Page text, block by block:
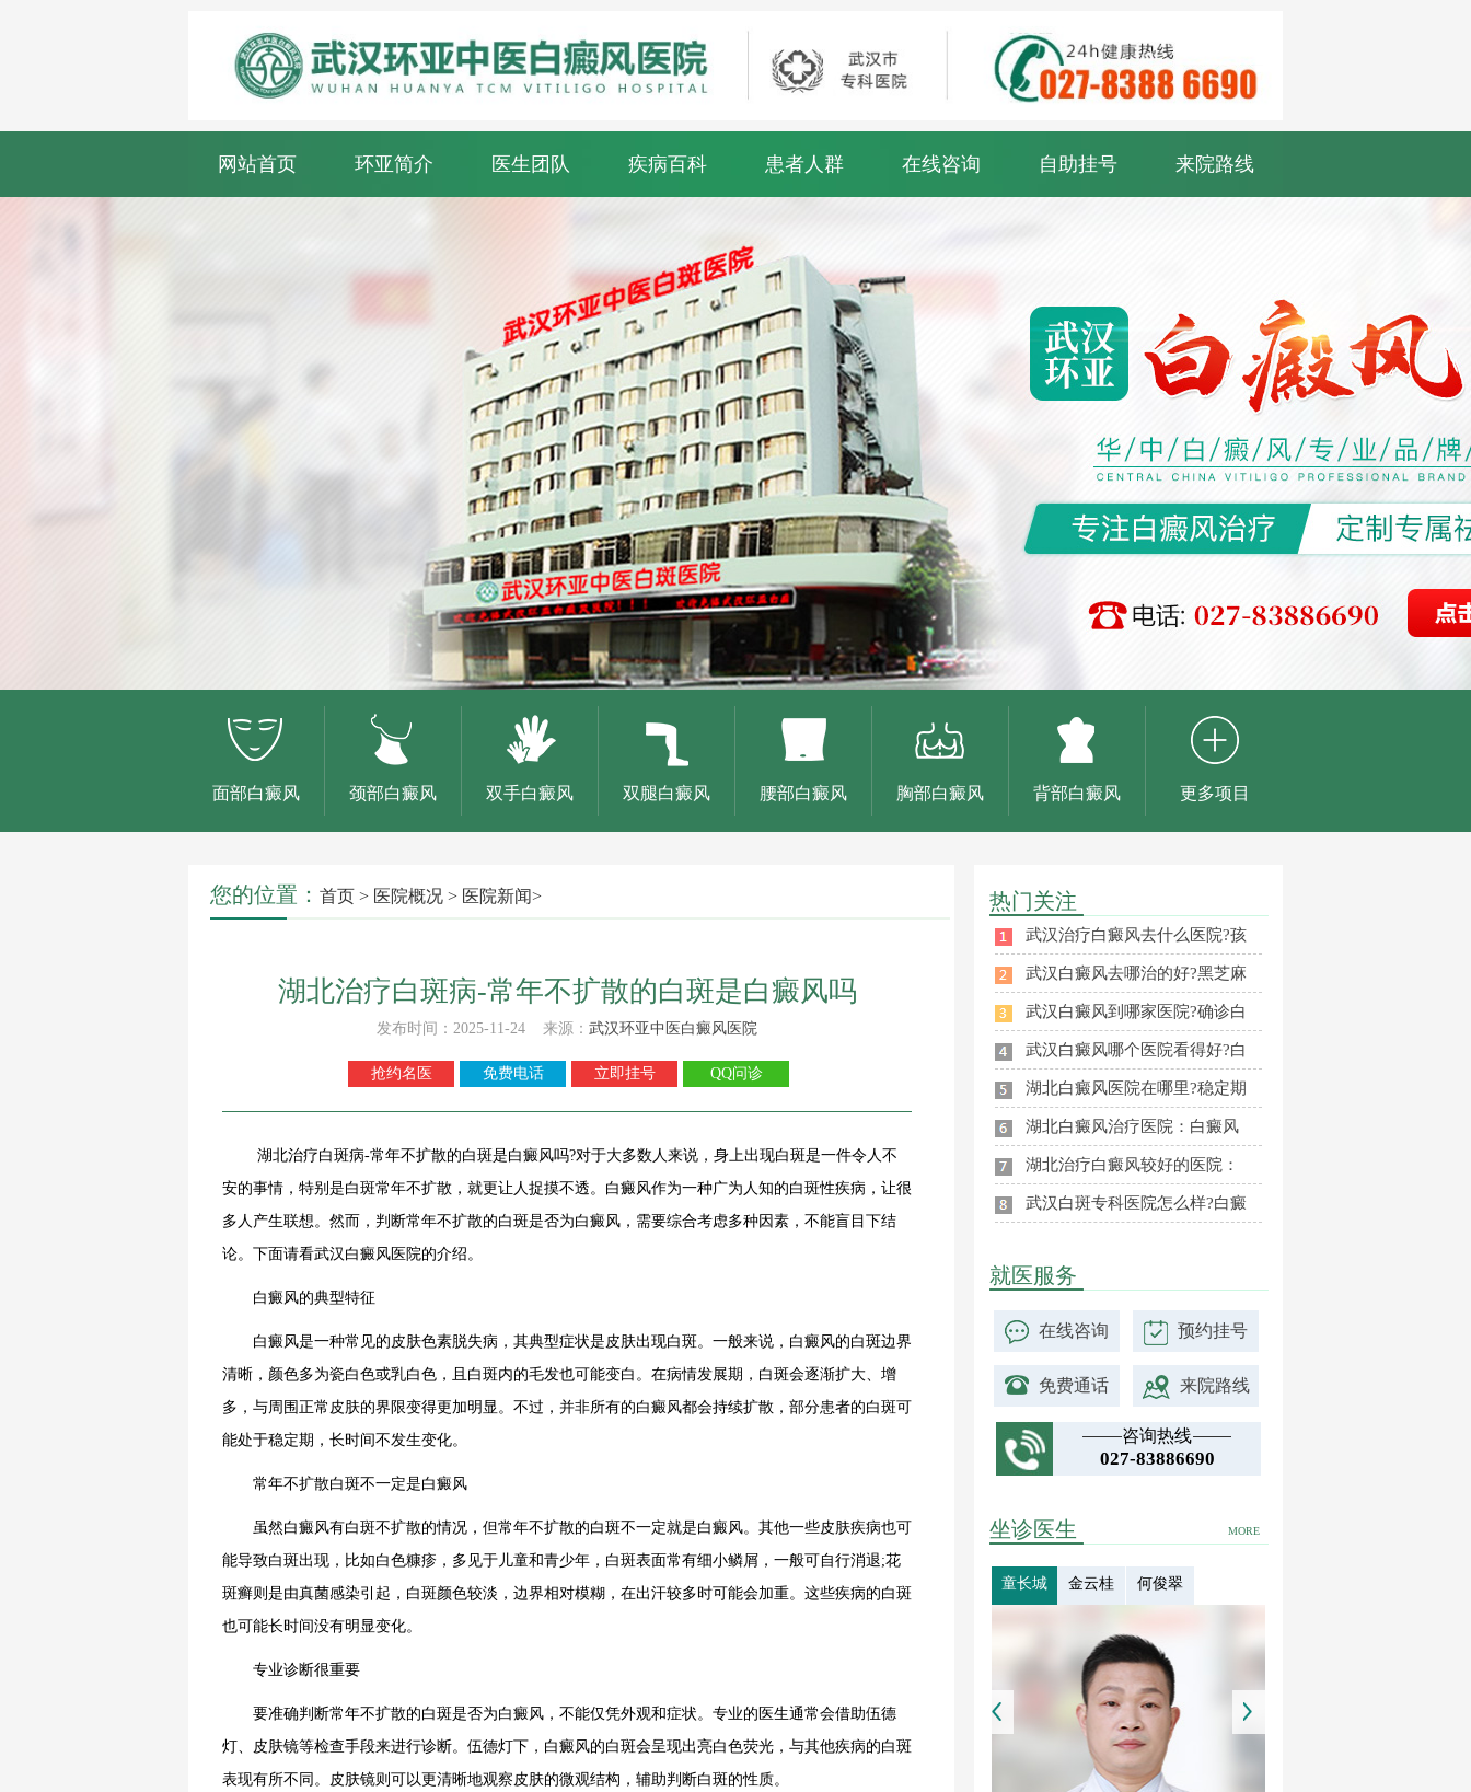
网站首页 环亚简介 医生团队 疾病百科 患者人群 在线咨询 自助挂号 来院路线
面部白癜风 颈部白癜风 双手白癜风 双腿白癜风 腰部白癜风 胸部白癜风 背部白癜风 更多项目
您的位置： 首页 > 医院概况 > 医院新闻>
湖北治疗白斑病-常年不扩散的白斑是白癜风吗
发布时间：2025-11-24 来源： 武汉环亚中医白癜风医院
抢约名医 免费电话 立即挂号 QQ问诊
湖北治疗白斑病-常年不扩散的白斑是白癜风吗?对于大多数人来说，身上出现白斑是一件令人不
安的事情，特别是白斑常年不扩散，就更让人捉摸不透。白癜风作为一种广为人知的白斑性疾病，让很
多人产生联想。然而，判断常年不扩散的白斑是否为白癜风，需要综合考虑多种因素，不能盲目下结
论。下面请看武汉白癜风医院的介绍。
白癜风的典型特征
白癜风是一种常见的皮肤色素脱失病，其典型症状是皮肤出现白斑。一般来说，白癜风的白斑边界
清晰，颜色多为瓷白色或乳白色，且白斑内的毛发也可能变白。在病情发展期，白斑会逐渐扩大、增
多，与周围正常皮肤的界限变得更加明显。不过，并非所有的白癜风都会持续扩散，部分患者的白斑可
能处于稳定期，长时间不发生变化。
常年不扩散白斑不一定是白癜风
虽然白癜风有白斑不扩散的情况，但常年不扩散的白斑不一定就是白癜风。其他一些皮肤疾病也可
能导致白斑出现，比如白色糠疹，多见于儿童和青少年，白斑表面常有细小鳞屑，一般可自行消退;花
斑癣则是由真菌感染引起，白斑颜色较淡，边界相对模糊，在出汗较多时可能会加重。这些疾病的白斑
也可能长时间没有明显变化。
专业诊断很重要
要准确判断常年不扩散的白斑是否为白癜风，不能仅凭外观和症状。专业的医生通常会借助伍德
灯、皮肤镜等检查手段来进行诊断。伍德灯下，白癜风的白斑会呈现出亮白色荧光，与其他疾病的白斑
表现有所不同。皮肤镜则可以更清晰地观察皮肤的微观结构，辅助判断白斑的性质。
热门关注
武汉治疗白癜风去什么医院?孩
武汉白癜风去哪治的好?黑芝麻
武汉白癜风到哪家医院?确诊白
武汉白癜风哪个医院看得好?白
湖北白癜风医院在哪里?稳定期
湖北白癜风治疗医院：白癜风
湖北治疗白癜风较好的医院：
武汉白斑专科医院怎么样?白癜
就医服务
在线咨询 预约挂号
免费通话 来院路线
咨询热线
027-83886690
MORE
坐诊医生
童长城 金云桂 何俊翠